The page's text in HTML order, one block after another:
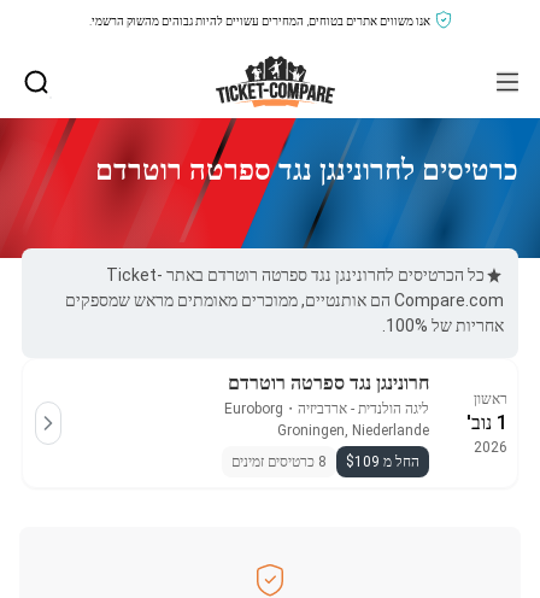
אנו משווים אתרים בטוחים, המחירים עשויים להיות גבוהים מהשוק הרשמי.
כרטיסים לחרונינגן נגד ספרטה רוטרדם
כל הכרטיסים לחרונינגן נגד ספרטה רוטרדם באתר Ticket-
Compare.com הם אותנטיים, ממוכרים מאומתים מראש שמספקים
אחריות של 100%.
ראשון
1 נוב'
2026
חרונינגן נגד ספרטה רוטרדם
ליגה הולנדית - ארדביזיה ・
Euroborg
Groningen, Niederlande
החל מ $109
8 כרטיסים זמינים